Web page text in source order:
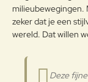
Verder
milieubewegingen.
zeker dat je een
wereld. Dat willen
Deze